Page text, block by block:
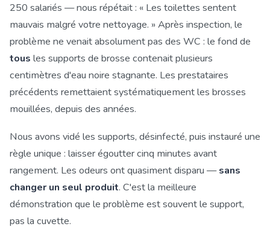
250 salariés — nous répétait : « Les toilettes sentent
mauvais malgré votre nettoyage. » Après inspection, le
problème ne venait absolument pas des WC : le fond de
tous les supports de brosse contenait plusieurs
centimètres d'eau noire stagnante. Les prestataires
précédents remettaient systématiquement les brosses
mouillées, depuis des années.
Nous avons vidé les supports, désinfecté, puis instauré une
règle unique : laisser égoutter cinq minutes avant
rangement. Les odeurs ont quasiment disparu —sans
changer un seul produit. C'est la meilleure
démonstration que le problème est souvent le support,
pas la cuvette.